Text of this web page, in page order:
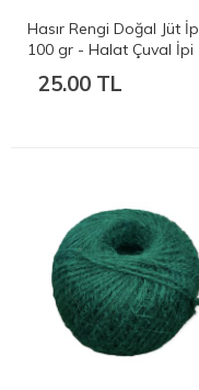
Hasır Rengi Doğal Jüt İp
100 gr - Halat Çuval İpi
25.00 TL